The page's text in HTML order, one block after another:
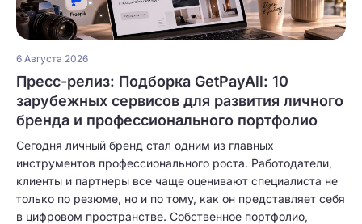
6 Августа 2026
Пресс-релиз: Подборка GetPayAll: 10
зарубежных сервисов для развития личного
бренда и профессионального портфолио
Сегодня личный бренд стал одним из главных
инструментов профессионального роста. Работодатели,
клиенты и партнеры все чаще оценивают специалиста не
только по резюме, но и по тому, как он представляет себя
в цифровом пространстве. Собственное портфолио,